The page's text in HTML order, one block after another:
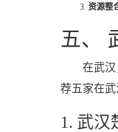
资源整
五、
在武
荐五家在武
1. 武汉